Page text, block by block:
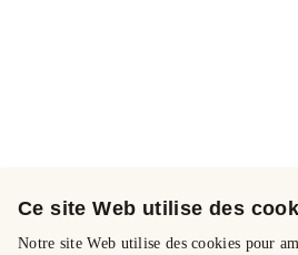
Ce site Web utilise des
Notre site Web utilise des cookies pour